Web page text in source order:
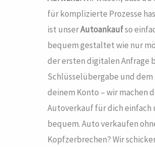
für komplizierte Prozesse
ist unserAutoankaufso
bequem gestaltet wie nur
der ersten digitalen Anfrage
Schlüsselübergabe und dem
deinem Konto – wir machen
Autoverkauf für dich einfach
bequem. Auto verkaufen
Kopfzerbrechen? Wir